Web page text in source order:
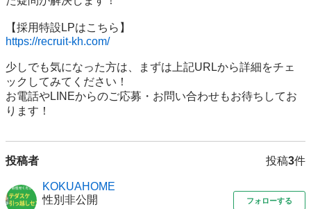
https://recruit-kh.com/
少しでも気になった方は、まずは上記URLから詳細をチェ
ックしてみてください！
お電話やLINEからのご応募・お問い合わせもお待ちしてお
ります！
投稿者 投稿3件
KOKUAHOME
性別非公開
フォローする